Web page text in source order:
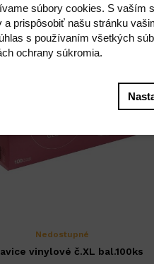
Nedostupné
vinylové č.XL bal.100ks
súbory cookies. S vaším
a prispôsobiť našu stránku
s používaním všetkých
ochrany súkromia.